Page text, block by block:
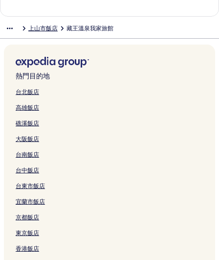
連
結
y
h
i
r
a
連
結
O
y
的
連
結
的
E
m
a
e
O
o
i
的
連
結
u
n
o
i
k
的
結
m
m
d
的
連
結
n
i
的
連
結
i
a
l
H
o
e
的
連
結
o
i
的
連
結
T
r
u
y
a
連
m
z
u
m
a
a
連
結
u
-
I
n
n
a
a
g
a
t
M
n
a
m
i
-
D
i
i
T
s
u
k
o
a
H
o
t
l
連
結
上山市飯店 藏王溫泉我家旅館
熱門目的地
台北飯店
高雄飯店
礁溪飯店
大阪飯店
台南飯店
台中飯店
台東市飯店
宜蘭市飯店
京都飯店
東京飯店
香港飯店